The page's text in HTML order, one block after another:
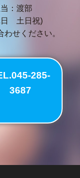
：渡部
日 土日祝)
せください。
285-
3687